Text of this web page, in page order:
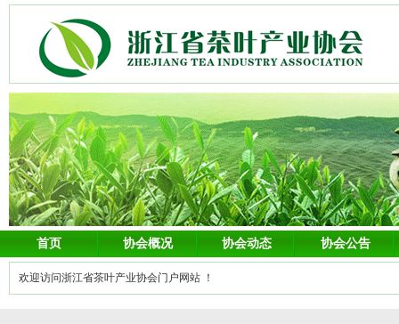
首页 协会概况 协会动态 协会公告
欢迎访问浙江省茶叶产业协会门户网站 ！